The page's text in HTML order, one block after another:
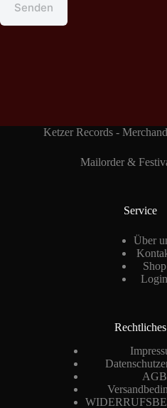
Senden
Ketzer Records -
Mailorder &
Service
Über
Shop
Login
Rechtliches
AGB